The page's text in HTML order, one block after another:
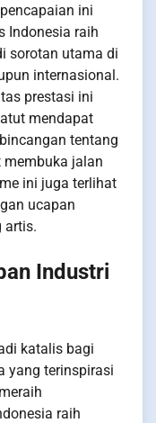
ini
Indonesia raih
sorotan utama di
internasional.
prestasi ini
mendapat
tentang
jalan
ini juga terlihat
ucapan
artis.
Industri
katalis bagi
yang terinspirasi
raih